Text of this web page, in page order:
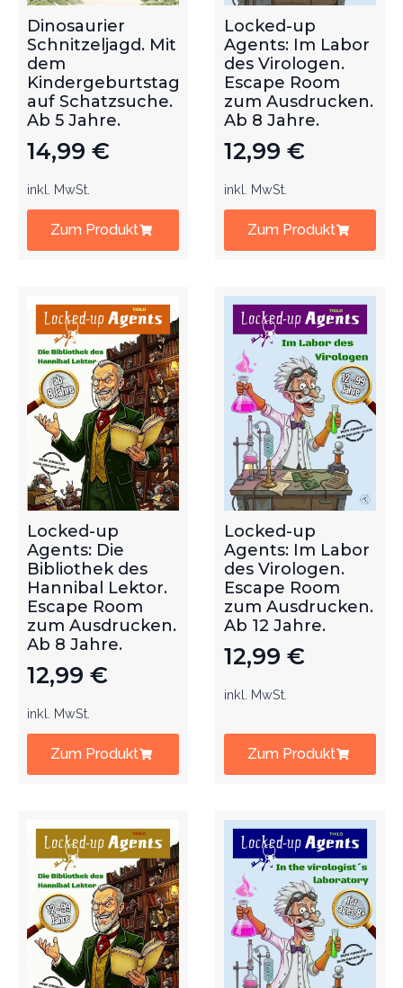
Dinosaurier
Schnitzeljagd. Mit
dem
Kindergeburtstag
auf Schatzsuche.
Ab 5 Jahre.
14,99 €
inkl. MwSt.
Zum Produkt
Locked-up
Agents: Im Labor
des Virologen.
Escape Room
zum Ausdrucken.
Ab 8 Jahre.
12,99 €
inkl. MwSt.
Zum Produkt
Locked-up
Agents: Die
Bibliothek des
Hannibal Lektor.
Escape Room
zum Ausdrucken.
Ab 8 Jahre.
12,99 €
inkl. MwSt.
Zum Produkt
Locked-up
Agents: Im Labor
des Virologen.
Escape Room
zum Ausdrucken.
Ab 12 Jahre.
12,99 €
inkl. MwSt.
Zum Produkt